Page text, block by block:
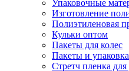
Упаковочные
Изготовление
Полиэтиленовая
Кульки оптом
Пакеты для колес
Пакеты и
Стретч пленка для